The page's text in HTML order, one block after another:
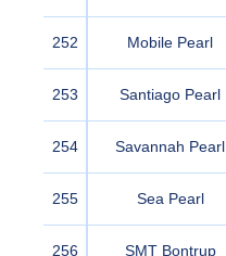
252 Mobile Pearl
253 Santiago Pearl
254 Savannah Pearl
255 Sea Pearl
256 SMT Bontrup